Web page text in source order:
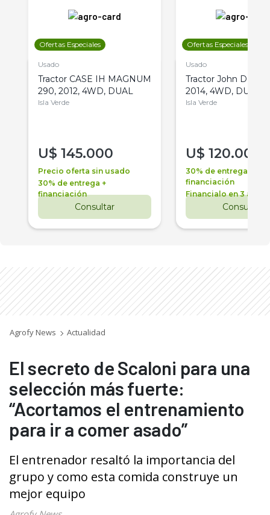
Ofertas Especiales
Usado
Tractor CASE IH MAGNUM
290, 2012, 4WD, DUAL
Isla Verde
U$ 145.000
Precio oferta sin usado
30% de entrega +
financiación
Consultar
Ofertas Especiales
Usado
Tractor John Deere
2014, 4WD, DUAL
Isla Verde
U$ 120.000
30% de entrega +
financiación
Financialo en 3 años
Consultar
Agrofy News Actualidad
El secreto de Scaloni para una
selección más fuerte:
“Acortamos el entrenamiento
para ir a comer asado”
El entrenador resaltó la importancia del
grupo y como esta comida construye un
mejor equipo